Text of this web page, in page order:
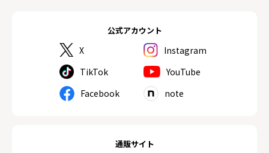
公式アカウント
X
Instagram
TikTok
YouTube
Facebook
note
通販サイト